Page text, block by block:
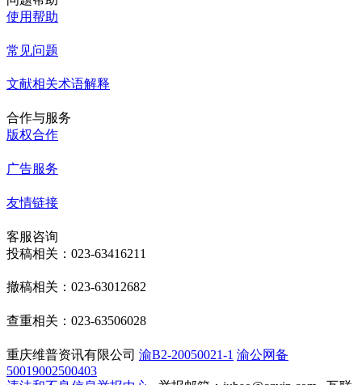
使用帮助
常见问题
文献相关术语解释
合作与服务
版权合作
广告服务
友情链接
客服咨询
投稿相关：023-63416211
撤稿相关：023-63012682
查重相关：023-63506028
重庆维普资讯有限公司 渝B2-20050021-1 渝公网备
50019002500403